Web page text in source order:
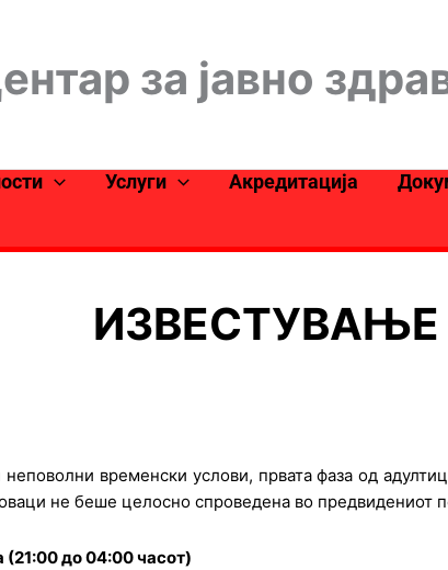
за јавно
Услуги Акредитација
ИЗВЕСТУВАЊЕ
временски услови, првата фаза од
не беше целосно спроведена во предвидениот
до 04:00 часот)